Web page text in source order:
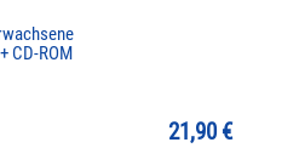
CD-ROM
21,90 €